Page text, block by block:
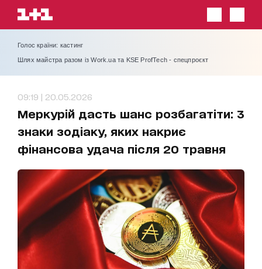
Голос країни: кастинг
Шлях майстра разом із Work.ua та KSE ProfTech - спецпроєкт
09:19 | 20.05.2026
Меркурій дасть шанс розбагатіти: 3
знаки зодіаку, яких накриє
фінансова удача після 20 травня